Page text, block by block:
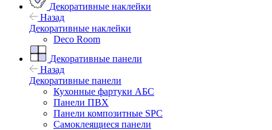
Декоративные наклейки
Назад
Декоративные наклейки
Deco Room
Декоративные панели
Назад
Декоративные панели
Кухонные фартуки АБС
Панели ПВХ
Панели композитные SPC
Самоклеящиеся панели